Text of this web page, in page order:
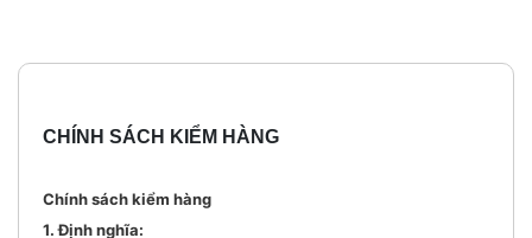
CHÍNH SÁCH KIỂM HÀNG
Chính sách kiểm hàng
1. Định nghĩa: